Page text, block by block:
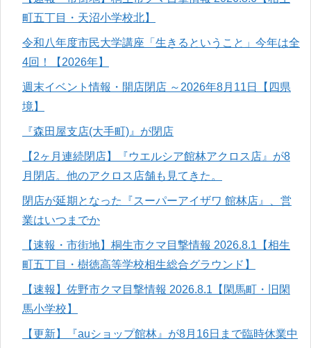
町五丁目・天沼小学校北】
令和八年度市民大学講座「生きるということ」今年は全
4回！【2026年】
週末イベント情報・開店閉店 ～2026年8月11日【四県
境】
『森田屋支店(大手町)』が閉店
【2ヶ月連続閉店】『ウエルシア館林アクロス店』が8
月閉店。他のアクロス店舗も見てきた。
閉店が延期となった『スーパーアイザワ 館林店』、営
業はいつまでか
【速報・市街地】桐生市クマ目撃情報 2026.8.1【相生
町五丁目・樹徳高等学校相生総合グラウンド】
【速報】佐野市クマ目撃情報 2026.8.1【閑馬町・旧閑
馬小学校】
【更新】『auショップ館林』が8月16日まで臨時休業中